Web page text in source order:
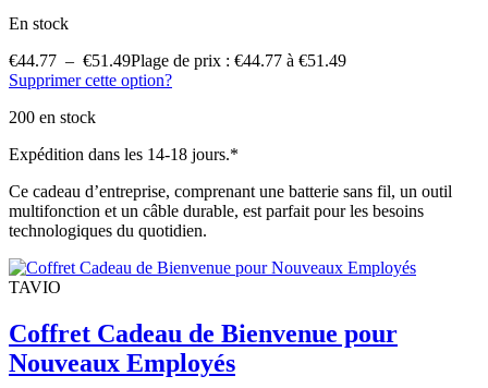
En stock
€44.77 – €51.49Plage de prix : €44.77 à €51.49
Supprimer cette option?
200 en stock
Expédition dans les 14-18 jours.*
Ce cadeau d’entreprise, comprenant une batterie sans fil, un outil
multifonction et un câble durable, est parfait pour les besoins
technologiques du quotidien.
TAVIO
Coffret Cadeau de Bienvenue pour
Nouveaux Employés